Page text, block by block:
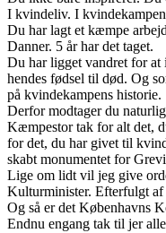
I kvindeliv. I
Du har lagt et kæmpe
Danner. 5 år har det taget.
Du har ligget vandret for at
hendes fødsel til død. Og
på kvindekampens historie.
Derfor modtager du
Kæmpestor tak for alt det,
for det, du har givet til
skabt monumentet for
Lige om lidt vil jeg give
Kulturminister. Efterfulgt af
Og så er det Københavns
Endnu engang tak til jer